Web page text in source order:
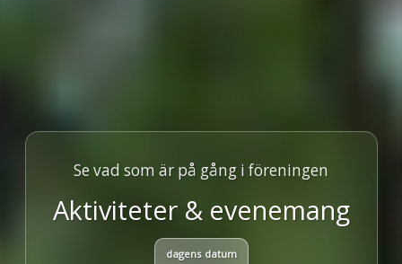
Se vad som är på gång i föreningen
Aktiviteter & evenemang
dagens datum